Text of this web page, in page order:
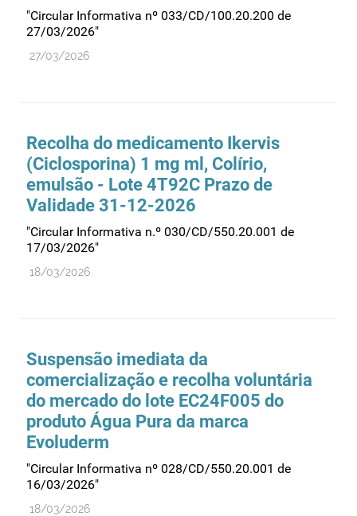
"Circular Informativa nº 033/CD/100.20.200 de
27/03/2026"
27/03/2026
Recolha do medicamento Ikervis
(Ciclosporina) 1 mg ml, Colírio,
emulsão - Lote 4T92C Prazo de
Validade 31-12-2026
"Circular Informativa n.º 030/CD/550.20.001 de
17/03/2026"
18/03/2026
Suspensão imediata da
comercialização e recolha voluntária
do mercado do lote EC24F005 do
produto Água Pura da marca
Evoluderm
"Circular Informativa nº 028/CD/550.20.001 de
16/03/2026"
18/03/2026